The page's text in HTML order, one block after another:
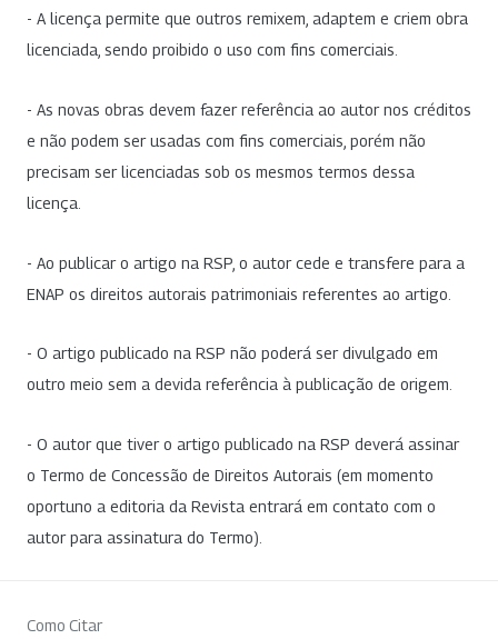
- A licença permite que outros remixem, adaptem e criem obra
licenciada, sendo proibido o uso com fins comerciais.
- As novas obras devem fazer referência ao autor nos créditos
e não podem ser usadas com fins comerciais, porém não
precisam ser licenciadas sob os mesmos termos dessa
licença.
- Ao publicar o artigo na RSP, o autor cede e transfere para a
ENAP os direitos autorais patrimoniais referentes ao artigo.
- O artigo publicado na RSP não poderá ser divulgado em
outro meio sem a devida referência à publicação de origem.
- O autor que tiver o artigo publicado na RSP deverá assinar
o Termo de Concessão de Direitos Autorais (em momento
oportuno a editoria da Revista entrará em contato com o
autor para assinatura do Termo).
Como Citar